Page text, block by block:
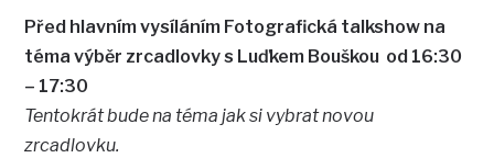
Před hlavním vysíláním Fotografická talkshow na
téma výběr zrcadlovky s Luďkem Bouškou od 16:30
– 17:30
Tentokrát bude na téma jak si vybrat novou
zrcadlovku.